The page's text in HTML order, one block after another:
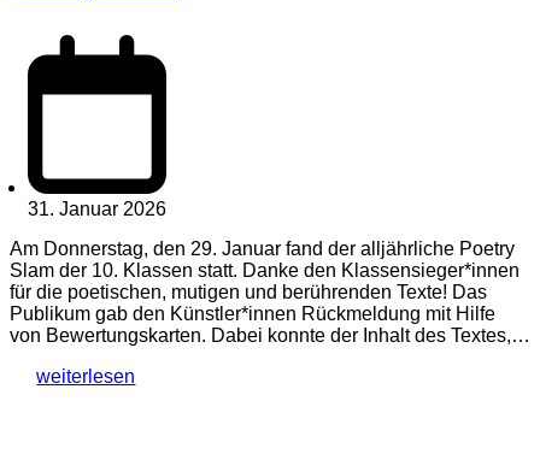
31. Januar 2026
Am Donnerstag, den 29. Januar fand der alljährliche Poetry
Slam der 10. Klassen statt. Danke den Klassensieger*innen
für die poetischen, mutigen und berührenden Texte! Das
Publikum gab den Künstler*innen Rückmeldung mit Hilfe
von Bewertungskarten. Dabei konnte der Inhalt des Textes,…
weiterlesen